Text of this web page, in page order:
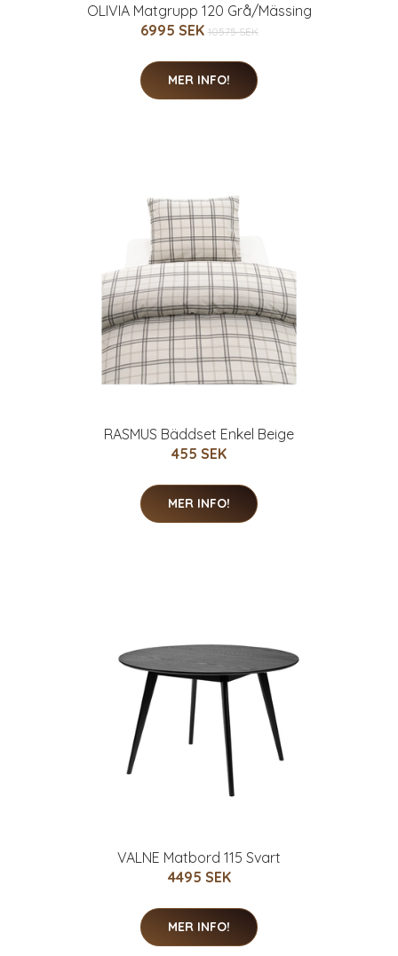
OLIVIA Matgrupp 120 Grå/Mässing
6995 SEK 10575 SEK
MER INFO!
RASMUS Bäddset Enkel Beige
455 SEK
MER INFO!
VALNE Matbord 115 Svart
4495 SEK
MER INFO!